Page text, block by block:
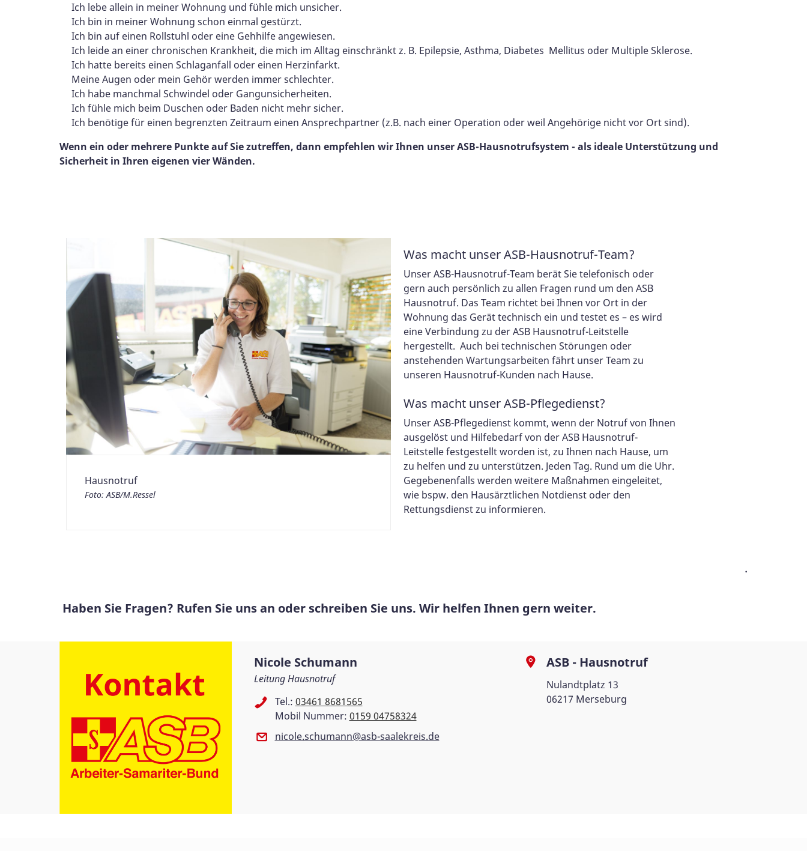
Ich lebe allein in meiner Wohnung und fühle mich unsicher.
Ich bin in meiner Wohnung schon einmal gestürzt.
Ich bin auf einen Rollstuhl oder eine Gehhilfe angewiesen.
Ich leide an einer chronischen Krankheit, die mich im Alltag einschränkt z. B. Epilepsie, Asthma, Diabetes Mellitus oder Multiple Sklerose.
Ich hatte bereits einen Schlaganfall oder einen Herzinfarkt.
Meine Augen oder mein Gehör werden immer schlechter.
Ich habe manchmal Schwindel oder Gangunsicherheiten.
Ich fühle mich beim Duschen oder Baden nicht mehr sicher.
Ich benötige für einen begrenzten Zeitraum einen Ansprechpartner (z.B. nach einer Operation oder weil Angehörige nicht vor Ort sind).
Wenn ein oder mehrere Punkte auf Sie zutreffen, dann empfehlen wir Ihnen unser ASB-Hausnotrufsystem - als ideale Unterstützung und
Sicherheit in Ihren eigenen vier Wänden.
Hausnotruf
Foto: ASB/M.Ressel
Was macht unser ASB-Hausnotruf-Team?
Unser ASB-Hausnotruf-Team berät Sie telefonisch oder
gern auch persönlich zu allen Fragen rund um den ASB
Hausnotruf. Das Team richtet bei Ihnen vor Ort in der
Wohnung das Gerät technisch ein und testet es – es wird
eine Verbindung zu der ASB Hausnotruf-Leitstelle
hergestellt. Auch bei technischen Störungen oder
anstehenden Wartungsarbeiten fährt unser Team zu
unseren Hausnotruf-Kunden nach Hause.
Was macht unser ASB-Pflegedienst?
Unser ASB-Pflegedienst kommt, wenn der Notruf von Ihnen
ausgelöst und Hilfebedarf von der ASB Hausnotruf-
Leitstelle festgestellt worden ist, zu Ihnen nach Hause, um
zu helfen und zu unterstützen. Jeden Tag. Rund um die Uhr.
Gegebenenfalls werden weitere Maßnahmen eingeleitet,
wie bspw. den Hausärztlichen Notdienst oder den
Rettungsdienst zu informieren.
.
Haben Sie Fragen? Rufen Sie uns an oder schreiben Sie uns. Wir helfen Ihnen gern weiter.
Nicole Schumann
Leitung Hausnotruf
Tel.: 03461 8681565
Mobil Nummer: 0159 04758324
nicole.schumann@asb-saalekreis.de
ASB - Hausnotruf
Nulandtplatz 13
06217 Merseburg